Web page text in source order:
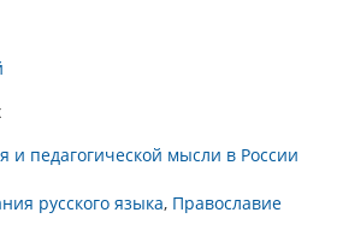
и педагогической мысли в России
русского языка Православие